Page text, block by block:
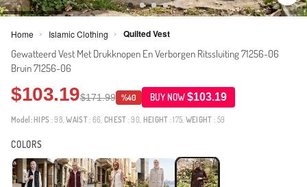
Home > Islamic Clothing > Quilted Vest
Gewatteerd Vest Met Drukknopen En Verborgen Ritssluiting 71256-06
Bruin 71256-06
$103.19$171.99 %40 BUY NOW$103.19
Model: HIPS : 98,WAIST: 66,CHEST : 90, HEIGHT : 175, WEIGHT : 59
COLORS